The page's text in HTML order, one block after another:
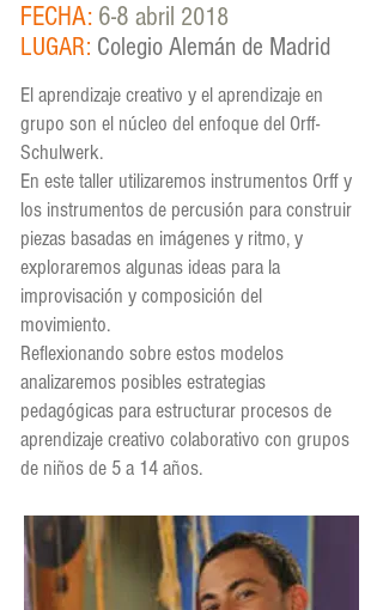
FECHA: 6-8 abril 2018
LUGAR: Colegio Alemán de Madrid
El aprendizaje creativo y el aprendizaje en
grupo son el núcleo del enfoque del Orff-
Schulwerk.
En este taller utilizaremos instrumentos Orff y
los instrumentos de percusión para construir
piezas basadas en imágenes y ritmo, y
exploraremos algunas ideas para la
improvisación y composición del
movimiento.
Reflexionando sobre estos modelos
analizaremos posibles estrategias
pedagógicas para estructurar procesos de
aprendizaje creativo colaborativo con grupos
de niños de 5 a 14 años.